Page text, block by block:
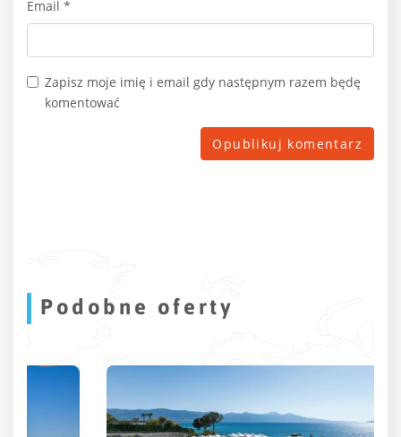
Email *
Zapisz moje imię i email gdy następnym razem będę
komentować
Podobne oferty